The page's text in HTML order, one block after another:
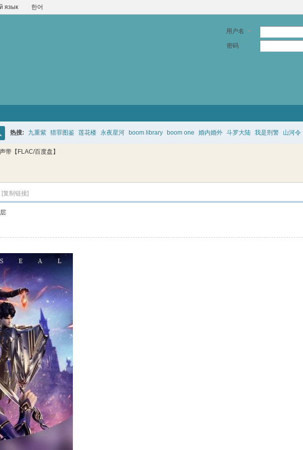
язык 한어
用户名
密码
热搜: 九重紫 猎罪图鉴 莲花楼 永夜星河 boom library boom one 婚内婚外 斗罗大陆 我是刑警 山河令
带【FLAC/百度盘】
[复制链接]